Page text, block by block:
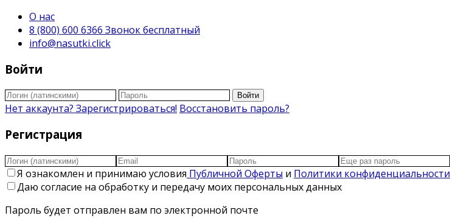
О нас
8 (800) 600 6366 Звонок бесплатный
info@nasutki.click
Войти
Войти
Нет аккаунта? Зарегистрироваться! Восстановить пароль?
Регистрация
Я ознакомлен и принимаю условия Публичной Оферты и Политики конфиденциальности
Даю согласие на обработку и передачу моих персональных данных
Пароль будет отправлен вам по электронной почте